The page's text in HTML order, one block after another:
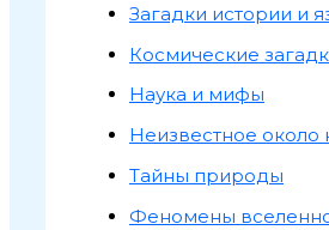
Загадки истории и
Космические
Наука и мифы
Неизвестное около
Тайны природы
Феномены